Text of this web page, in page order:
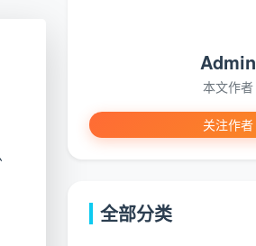
Admin
本文作者
关注作者
全部分类